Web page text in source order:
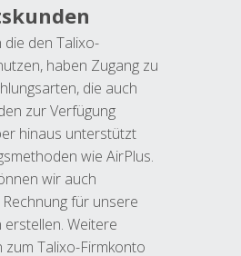
die den Talixo-
haben Zugang zu
die auch
zur Verfügung
hinaus unterstützt
wie AirPlus.
wir auch
für unsere
erstellen. Weitere
Talixo-Firmkonto